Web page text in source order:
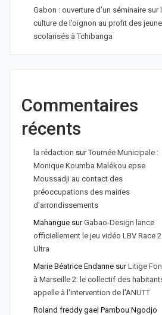
Gabon : ouverture d’un séminaire sur
culture de l’oignon au profit des
scolarisés à Tchibanga
Commentaires
récents
la rédaction surTournée Municipale :
Monique Koumba Malékou epse
Moussadji au contact des
préoccupations des mairies
d'arrondissements
MahanguesurGabao-Design lance
officiellement le jeu vidéo LBV Race 2
Ultra
Marie Béatrice EndannesurLitige
à Marseille 2: le collectif des
appelle à l'intervention de l'ANUTT
Roland freddy gael Pambou Ngodjo